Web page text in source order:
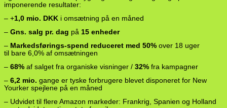
imponerende resultater:
– +1,0 mio. DKK i omsætning på en måned
– Gns. salg pr. dag på 15 enheder
– Markedsførings-spend reduceret med 50% over 18 uger
til bare 6,0% af omsætningen
– 68% af salget fra organiske visninger / 32% fra kampagner
– 6,2 mio. gange er tyske forbrugere blevet disponeret for New
Yourker spejlene på en måned
– Udvidet til flere Amazon markeder: Frankrig, Spanien og Holland